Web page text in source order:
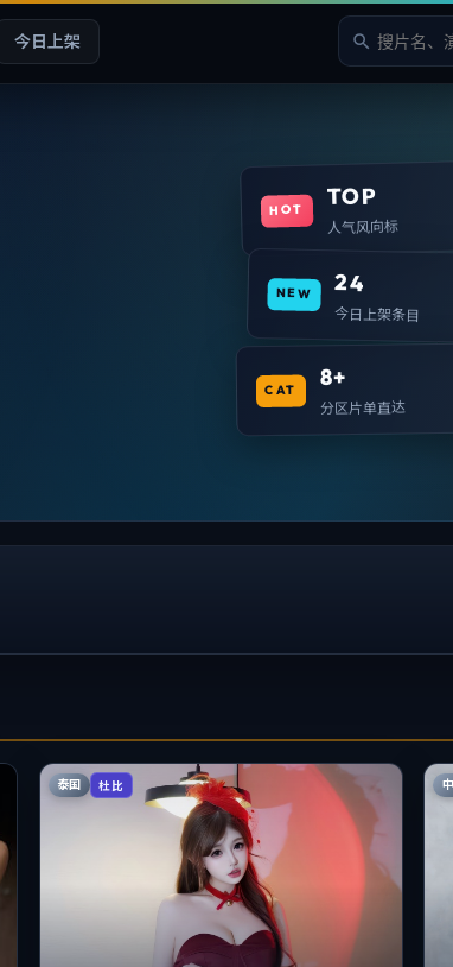
今日上架
HOT TOP
人气风向标
NEW 24
今日上架条目
CAT 8+
分区片单直达
泰国 杜比